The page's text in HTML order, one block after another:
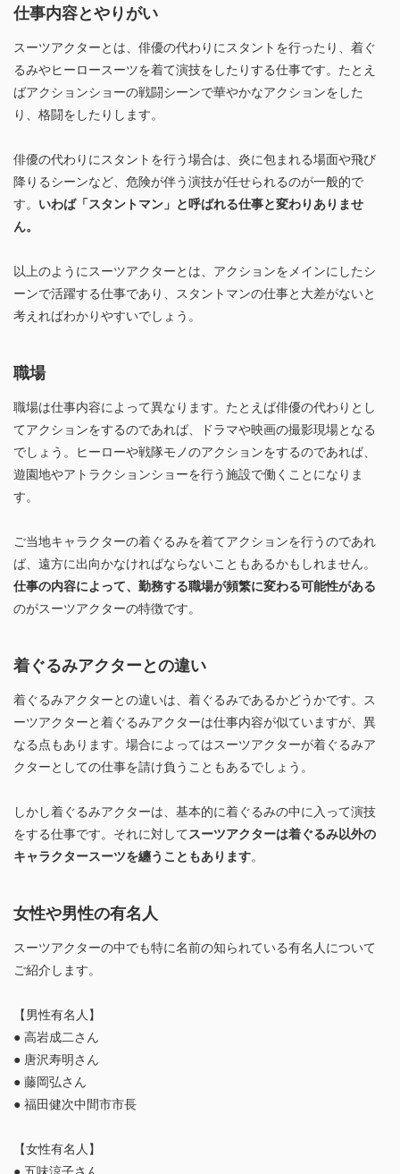
仕事内容とやりがい
スーツアクターとは、俳優の代わりにスタントを行ったり、着ぐ
るみやヒーロースーツを着て演技をしたりする仕事です。たとえ
ばアクションショーの戦闘シーンで華やかなアクションをした
り、格闘をしたりします。
俳優の代わりにスタントを行う場合は、炎に包まれる場面や飛び
降りるシーンなど、危険が伴う演技が任せられるのが一般的で
す。 いわば「スタントマン」と呼ばれる仕事と変わりありませ
ん。
以上のようにスーツアクターとは、アクションをメインにしたシ
ーンで活躍する仕事であり、スタントマンの仕事と大差がないと
考えればわかりやすいでしょう。
職場
職場は仕事内容によって異なります。たとえば俳優の代わりとし
てアクションをするのであれば、ドラマや映画の撮影現場となる
でしょう。ヒーローや戦隊モノのアクションをするのであれば、
遊園地やアトラクションショーを行う施設で働くことになりま
す。
ご当地キャラクターの着ぐるみを着てアクションを行うのであれ
ば、遠方に出向かなければならないこともあるかもしれません。
仕事の内容によって、勤務する職場が頻繁に変わる可能性がある
のがスーツアクターの特徴です。
着ぐるみアクターとの違い
着ぐるみアクターとの違いは、着ぐるみであるかどうかです。ス
ーツアクターと着ぐるみアクターは仕事内容が似ていますが、異
なる点もあります。場合によってはスーツアクターが着ぐるみア
クターとしての仕事を請け負うこともあるでしょう。
しかし着ぐるみアクターは、基本的に着ぐるみの中に入って演技
をする仕事です。それに対してスーツアクターは着ぐるみ以外の
キャラクタースーツを纏うこともあります。
女性や男性の有名人
スーツアクターの中でも特に名前の知られている有名人について
ご紹介します。
【男性有名人】
● 高岩成二さん
● 唐沢寿明さん
● 藤岡弘さん
● 福田健次中間市市長
【女性有名人】